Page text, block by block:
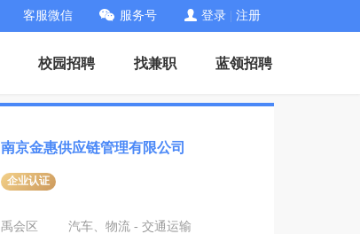
客服微信 服务号 登录 注册
校园招聘 找兼职 蓝领招聘
南京金惠供应链管理有限公司
企业认证
禹会区
汽车、物流 - 交通运输